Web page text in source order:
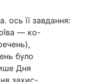
ось її завдання:
— ко-
було
Дня
захис-